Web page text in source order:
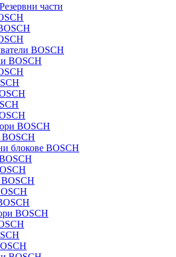
части
BOSCH
BOSCH
BOSCH
блокове BOSCH
BOSCH